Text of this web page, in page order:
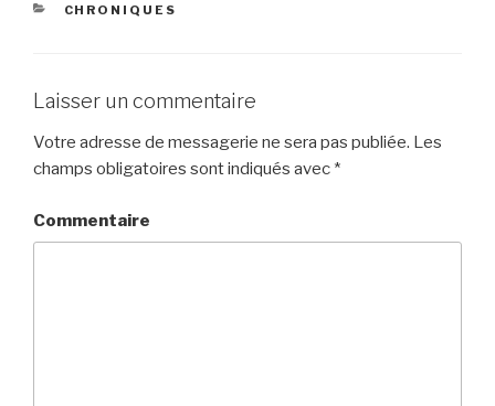
CATÉGORIES
CHRONIQUES
Laisser un commentaire
Votre adresse de messagerie ne sera pas publiée. Les
champs obligatoires sont indiqués avec *
Commentaire